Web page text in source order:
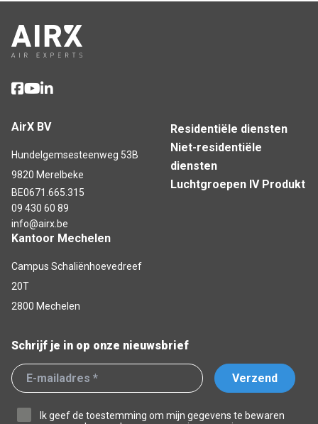
AirX BV
Hundelgemsesteenweg 53B
9820 Merelbeke
BE0671.665.315
09 430 60 89
info@airx.be
Kantoor Mechelen
Campus Schaliënhoevedreef
20T
2800 Mechelen
Residentiële diensten
Niet-residentiële
diensten
Luchtgroepen IV Produkt
Schrijf je in op onze nieuwsbrief
Verzend
Ik geef de toestemming om mijn gegevens te bewaren